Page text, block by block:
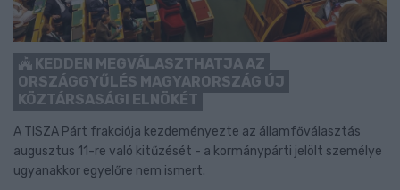
KEDDEN MEGVÁLASZTHATJA AZ
ORSZÁGGYŰLÉS MAGYARORSZÁG ÚJ
KÖZTÁRSASÁGI ELNÖKÉT
A TISZA Párt frakciója kezdeményezte az államfőválasztás
augusztus 11-re való kitűzését - a kormánypárti jelölt személye
ugyanakkor egyelőre nem ismert.